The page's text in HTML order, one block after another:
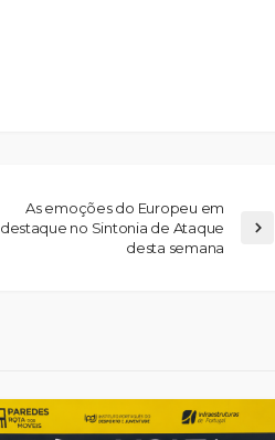
As emoções do Europeu em
destaque no Sintonia de Ataque
desta semana